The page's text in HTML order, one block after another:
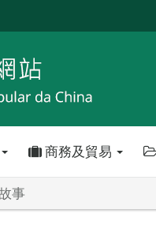
商務及貿易
事